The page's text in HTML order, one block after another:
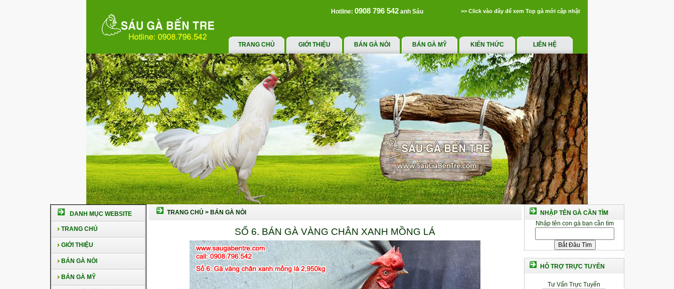
Hotline: 0908 796 542 anh Sáu >> Click vào đây để xem Top gà mới cập nhật
TRANG CHỦ GIỚI THIỆU BÁN GÀ NÒI BÁN GÀ MỸ KIẾN THỨC LIÊN HỆ
DANH MỤC WEBSITE
TRANG CHỦ
GIỚI THIỆU
BÁN GÀ NÒI
BÁN GÀ MỸ
TRANG CHỦ > BÁN GÀ NÒI
SỐ 6. BÁN GÀ VÀNG CHÂN XANH MỒNG LÁ
NHẬP TÊN GÀ CẦN TÌM
Nhập tên con gà bạn cần tìm
HỖ TRỢ TRỰC TUYẾN
Tư Vấn Trực Tuyến